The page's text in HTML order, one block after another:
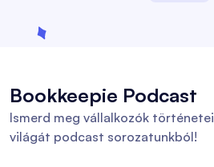
Bookkeepie Podcast
Ismerd meg vállalkozók
világát podcast sorozatunkból!